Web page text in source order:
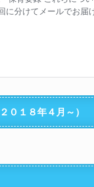
０１８年４月～）